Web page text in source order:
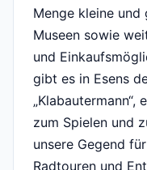
Menge kleine und
Museen sowie
und
gibt es in Esens
zum Spielen und
unsere Gegend
Radtouren und